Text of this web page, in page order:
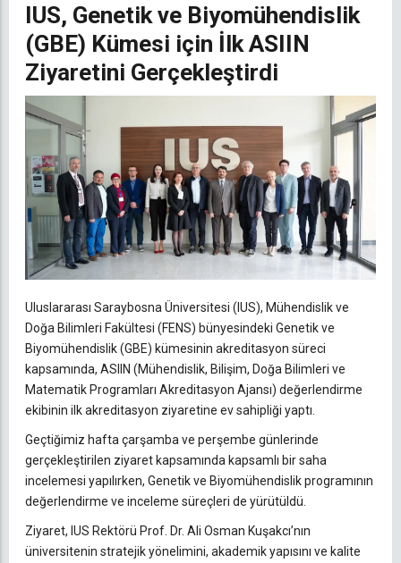
IUS, Genetik ve Biyomühendislik
(GBE) Kümesi için İlk ASIIN
Ziyaretini Gerçekleştirdi
Uluslararası Saraybosna Üniversitesi (IUS), Mühendislik ve
Doğa Bilimleri Fakültesi (FENS) bünyesindeki Genetik ve
Biyomühendislik (GBE) kümesinin akreditasyon süreci
kapsamında, ASIIN (Mühendislik, Bilişim, Doğa Bilimleri ve
Matematik Programları Akreditasyon Ajansı) değerlendirme
ekibinin ilk akreditasyon ziyaretine ev sahipliği yaptı.
Geçtiğimiz hafta çarşamba ve perşembe günlerinde
gerçekleştirilen ziyaret kapsamında kapsamlı bir saha
incelemesi yapılırken, Genetik ve Biyomühendislik programının
değerlendirme ve inceleme süreçleri de yürütüldü.
Ziyaret, IUS Rektörü Prof. Dr. Ali Osman Kuşakcı’nın
üniversitenin stratejik yönelimini, akademik yapısını ve kalite